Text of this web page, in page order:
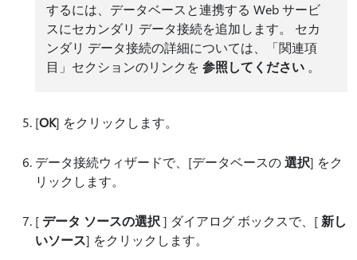
するには、データベースと連携する Web サービ
スにセカンダリ データ接続を追加します。 セカ
ンダリ データ接続の詳細については、「関連項
目」セクションのリンクを 参照してください。
[OK] をクリックします。
データ接続ウィザードで、[データベースの選択] をク
リックします。
[ データ ソースの選択 ] ダイアログ ボックスで、[ 新し
いソース] をクリックします。